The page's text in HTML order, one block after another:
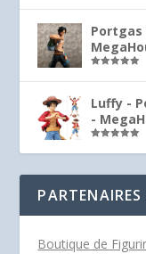
Portgas
Luffy -
-
PARTENAIRES
Boutique de